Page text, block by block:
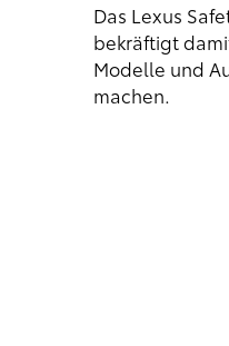
Das Lexus
bekräftigt
Modelle und
machen.